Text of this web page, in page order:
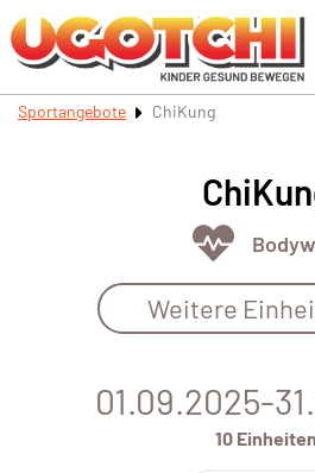
Sportangebote ChiKung
Weitere
01.09.2025-
10 Einheiten